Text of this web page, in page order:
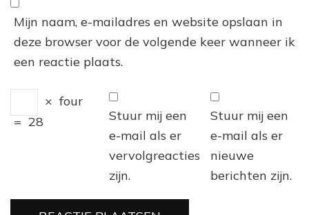
Mijn naam, e-mailadres en website opslaan in
deze browser voor de volgende keer wanneer ik
een reactie plaats.
× four
= 28
Stuur mij een
e-mail als er
vervolgreacties
zijn.
Stuur mij een
e-mail als er
nieuwe
berichten zijn.